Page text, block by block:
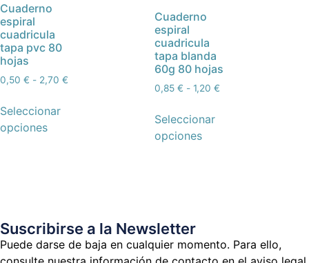
Cuaderno
espiral
cuadricula
tapa pvc 80
hojas
0,50 € - 2,70 €
Seleccionar
opciones
Cuaderno
espiral
cuadricula
tapa blanda
60g 80 hojas
0,85 € - 1,20 €
Seleccionar
opciones
Suscribirse a la Newsletter
Puede darse de baja en cualquier momento. Para ello,